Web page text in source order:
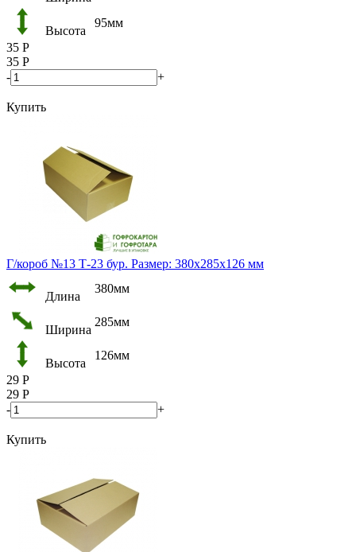
Высота
95мм
35 Р
35 Р
-
+
Купить
Г/короб №13 Т-23 бур. Размер: 380х285х126 мм
Длина
380мм
Ширина
285мм
Высота
126мм
29 Р
29 Р
-
+
Купить